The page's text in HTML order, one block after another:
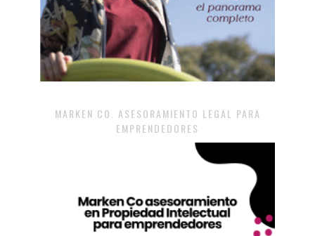
MARKEN CO. ASESORAMIENTO LEGAL PARA
EMPRENDEDORES